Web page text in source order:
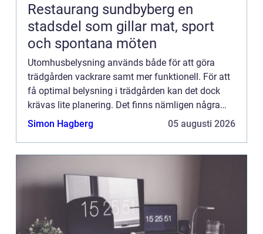
Restaurang sundbyberg en
stadsdel som gillar mat, sport
och spontana möten
Utomhusbelysning används både för att göra
trädgården vackrare samt mer funktionell. För att
få optimal belysning i trädgården kan det dock
krävas lite planering. Det finns nämligen några
sakerman bör ta hänsyn till när man ska belysa
Simon Hagberg 05 augusti 2026